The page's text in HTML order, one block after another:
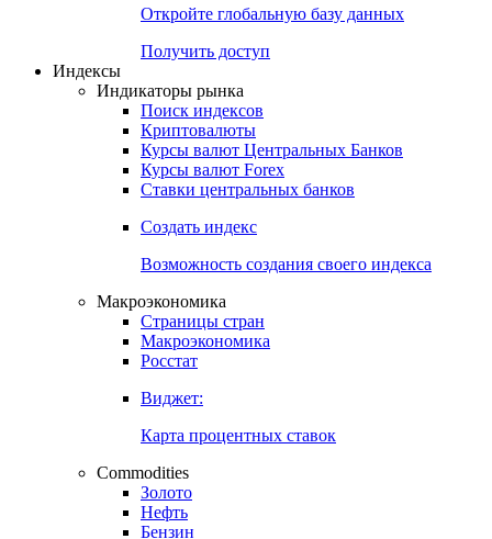
Откройте глобальную базу данных
Получить доступ
Индексы
Индикаторы рынка
Поиск индексов
Криптовалюты
Курсы валют Центральных Банков
Курсы валют Forex
Ставки центральных банков
Создать индекс
Возможность создания своего индекса
Макроэкономика
Страницы стран
Макроэкономика
Росстат
Виджет:
Карта процентных ставок
Commodities
Золото
Нефть
Бензин